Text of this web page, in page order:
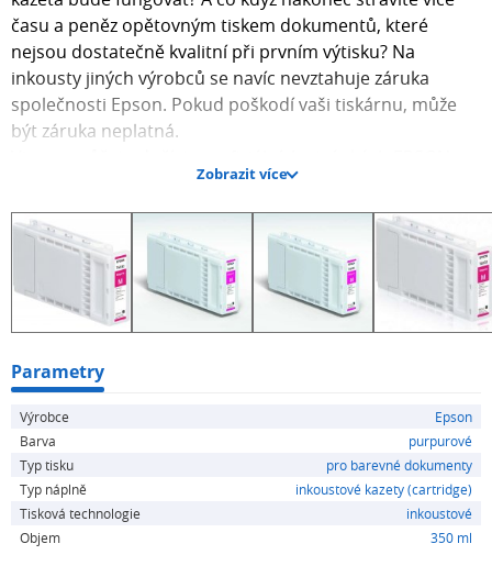
času a peněz opětovným tiskem dokumentů, které
nejsou dostatečně kvalitní při prvním výtisku? Na
inkousty jiných výrobců se navíc nevztahuje záruka
společnosti Epson. Pokud poškodí vaši tiskárnu, může
být záruka neplatná.
Rozšířený rozsah barev
Cílem vývoje pigmentového inkoustu UltraChrome bylo
spojit vlastnosti dlouhodobé a krátkodobé barevné
stálosti pigmentových inkoustů s barevnou škálou
barevných inkoustů. Tento nový systém barevných
čímž je při černobílém tisku dosaženo jemnějšího
odstupňování, a také dva druhy černého inkoustu, mat
& foto, díky kterým je zajištěno dosažení optimální kvality
na všech typech médií.
Technické údaje
Inkoust je vhodný pro zařízení ze sérií SureColor SC-
T3000, SC-T5000, SC-T7000
Zobrazit více
Parametry
Výrobce
Epson
Barva
purpurové
Typ tisku
pro barevné dokumenty
Typ náplně
inkoustové kazety (cartridge)
Tisková technologie
inkoustové
Objem
350 ml